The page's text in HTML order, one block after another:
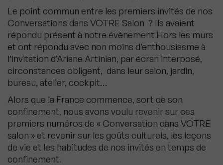
Le point commun entre les premiers invités de nos
Conversations dans VOTRE Salon ? Ils avaient
répondu présent à notre évènement Hors les murs
et ont répondu avec non moins d’enthousiasme à
l’invitation d’Ariane Artinian, par écran interposé,
circonstances obligent, dans leur salon, jardin,
bureau, atelier, cockpit…
Alors que la France commence, sort de son
confinement, nous avons voulu revenir sur ces
premiers numéros de « Conversation dans VOTRE
salon » et revenir sur les goûts culturels, les leçons
de vie et les habitudes de nos invités en temps de
confinement.